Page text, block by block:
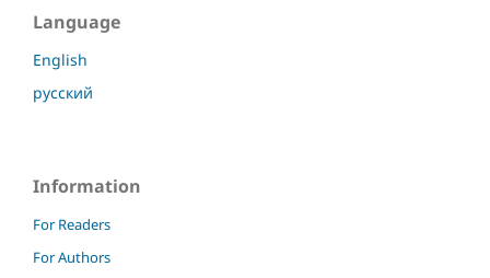
Language
English
русский
Information
For Readers
For Authors